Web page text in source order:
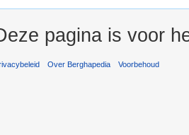
pagina is voor
Over Berghapedia Voorbehoud